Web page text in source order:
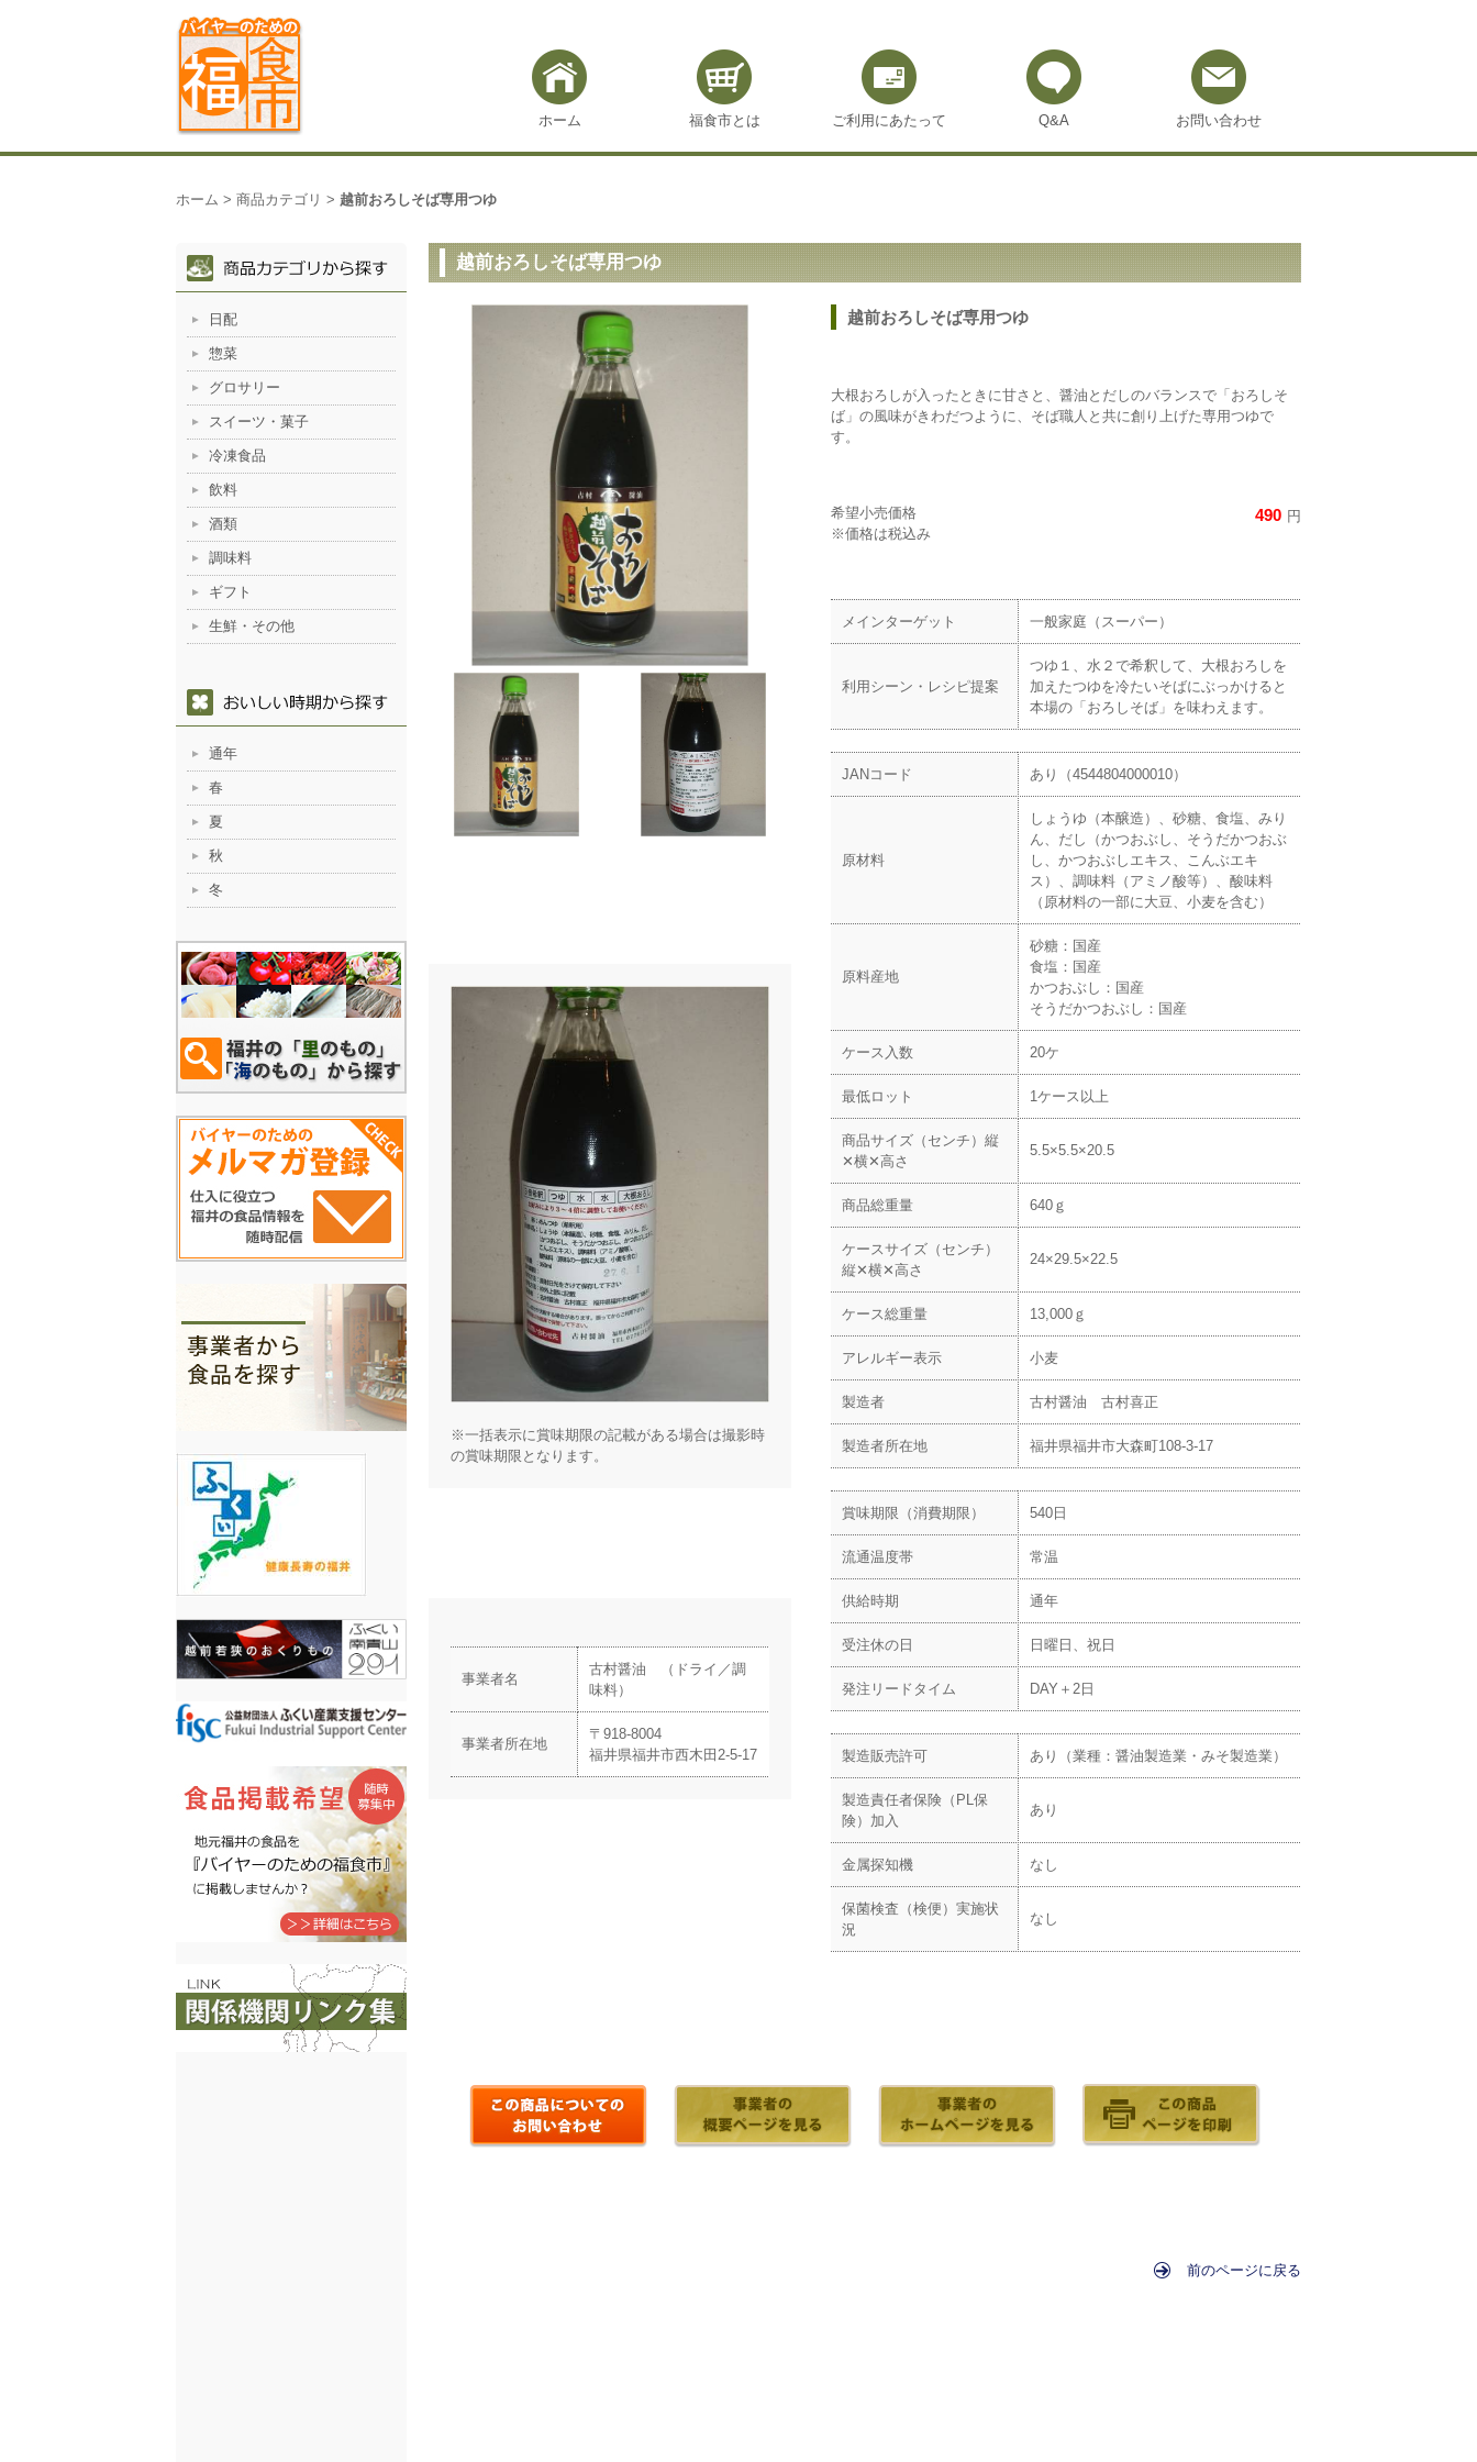
ホーム 福食市とは ご利用にあたって Q&A お問い合わせ
ホーム > 商品カテゴリ > 越前おろしそば専用つゆ
越前おろしそば専用つゆ
※一括表示に賞味期限の記載がある場合は撮影時
の賞味期限となります。
事業者名
古村醤油 （ドライ／調
味料）
事業者所在地
〒918-8004
福井県福井市西木田2-5-17
越前おろしそば専用つゆ
大根おろしが入ったときに甘さと、醤油とだしのバランスで「おろしそ
ば」の風味がきわだつように、そば職人と共に創り上げた専用つゆで
す。
希望小売価格
※価格は税込み
490 円
メインターゲット 一般家庭（スーパー）
利用シーン・レシピ提案
つゆ１、水２で希釈して、大根おろしを
加えたつゆを冷たいそばにぶっかけると
本場の「おろしそば」を味わえます。
JANコード あり（4544804000010）
原材料
しょうゆ（本醸造）、砂糖、食塩、みり
ん、だし（かつおぶし、そうだかつおぶ
し、かつおぶしエキス、こんぶエキ
ス）、調味料（アミノ酸等）、酸味料
（原材料の一部に大豆、小麦を含む）
原料産地
砂糖：国産
食塩：国産
かつおぶし：国産
そうだかつおぶし：国産
ケース入数 20ケ
最低ロット 1ケース以上
商品サイズ（センチ）縦
✕横✕高さ
5.5×5.5×20.5
商品総重量 640ｇ
ケースサイズ（センチ）
縦✕横✕高さ
24×29.5×22.5
ケース総重量 13,000ｇ
アレルギー表示 小麦
製造者 古村醤油 古村喜正
製造者所在地 福井県福井市大森町108-3-17
賞味期限（消費期限） 540日
流通温度帯 常温
供給時期 通年
受注休の日 日曜日、祝日
発注リードタイム DAY＋2日
製造販売許可 あり（業種：醤油製造業・みそ製造業）
製造責任者保険（PL保
険）加入
あり
金属探知機 なし
保菌検査（検便）実施状
況
なし
前のページに戻る
日配
惣菜
グロサリー
スイーツ・菓子
冷凍食品
飲料
酒類
調味料
ギフト
生鮮・その他
通年
春
夏
秋
冬